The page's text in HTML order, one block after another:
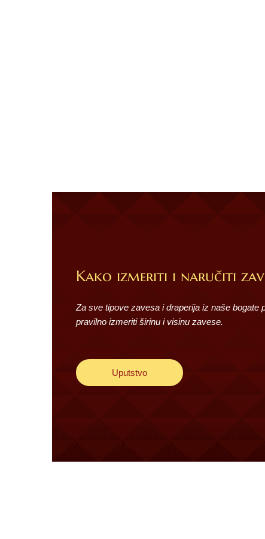
Kako izmeriti i naručiti
Za sve tipove zavesa i draperija iz naše bogate
pravilno izmeriti širinu i visinu zavese.
Uputstvo